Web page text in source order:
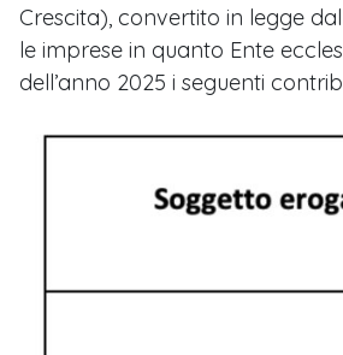
Crescita), convertito in legge
le imprese in quanto Ente
dell’anno 2025 i seguenti